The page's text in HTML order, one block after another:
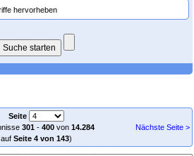
hervorheben
Seite
301- 400von 14.284
auf Seite 4 von 143)
Nächste Seite >